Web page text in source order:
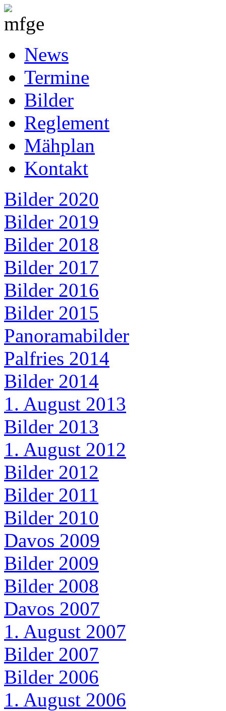
News
Termine
Bilder
Reglement
Mähplan
Kontakt
Bilder 2020
Bilder 2019
Bilder 2018
Bilder 2017
Bilder 2016
Bilder 2015
Panoramabilder
Palfries 2014
Bilder 2014
1. August 2013
Bilder 2013
1. August 2012
Bilder 2012
Bilder 2011
Bilder 2010
Davos 2009
Bilder 2009
Bilder 2008
Davos 2007
1. August 2007
Bilder 2007
Bilder 2006
1. August 2006